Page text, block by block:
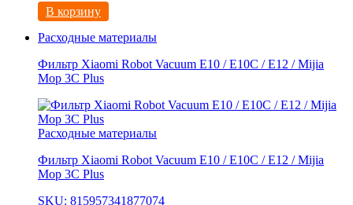
В корзину
Расходные материалы
Фильтр Xiaomi Robot Vacuum E10 / E10C / E12 / Mijia
Mop 3С Рlus
Расходные материалы
Фильтр Xiaomi Robot Vacuum E10 / E10C / E12 / Mijia
Mop 3С Рlus
SKU: 815957341877074